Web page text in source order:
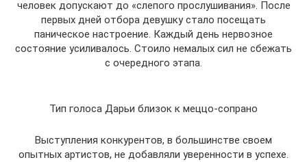
человек допускают до «слепого прослушивания». После
первых дней отбора девушку стало посещать
паническое настроение. Каждый день нервозное
состояние усиливалось. Стоило немалых сил не сбежать
с очередного этапа.
Тип голоса Дарьи близок к меццо-сопрано
Выступления конкурентов, в большинстве своем
опытных артистов, не добавляли уверенности в успехе.